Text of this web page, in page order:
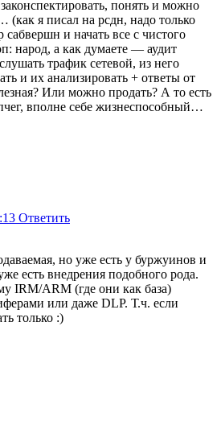
понять и можно
(как я писал на рсдн, надо только
сабвершн и начать все с чистого
народ, а как думаете — аудит
трафик сетевой, из него
и их анализировать + ответы от
Или можно продать? А то есть
вполне себе жизнеспособный…
Ответить
но уже есть у буржуинов и
есть внедрения подобного рода.
IRM/ARM (где они как база)
или даже DLP. Т.ч. если
только :)